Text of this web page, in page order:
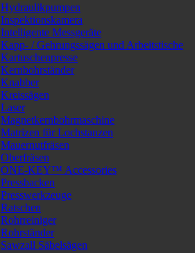
Hydraulikpumpen
Inspektionskamera
Intelligente Messgeräte
Kapp- / Gehrungssägen und Arbeitstische
Kartuschenpresse
Kernbohrständer
Knabber
Kreissägen
Laser
Magnetkernbohrmaschine
Matrizen für Lochstanzen
Mauernutfräsen
Oberfräsen
ONE-KEY™ Accessories
Pressbacken
Presswerkzeuge
Ratschen
Rohrreiniger
Rohrständer
Sawzall Säbelsägen